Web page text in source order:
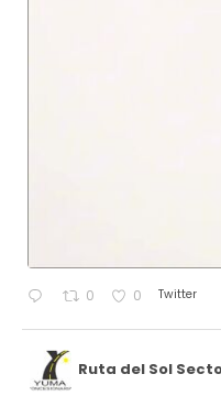
0 0 Twitter
Ruta del Sol